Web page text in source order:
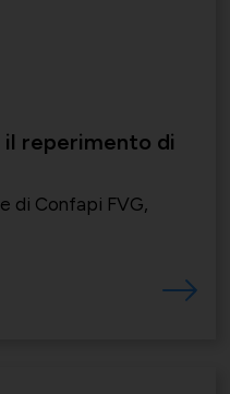
il reperimento di
di Confapi FVG,